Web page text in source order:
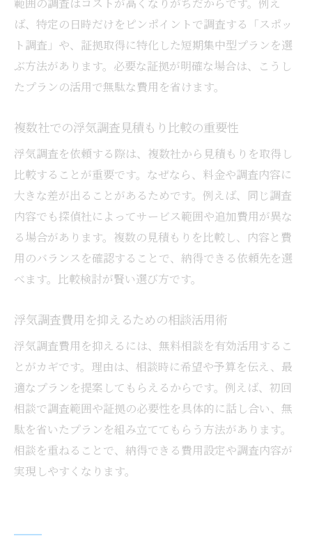
ば、特定の日時だけをピンポイントで調査する「スポッ
ト調査」や、証拠取得に特化した短期集中型プランを選
ぶ方法があります。必要な証拠が明確な場合は、こうし
たプランの活用で無駄な費用を省けます。
複数社での浮気調査見積もり比較の重要性
浮気調査を依頼する際は、複数社から見積もりを取得し
比較することが重要です。なぜなら、料金や調査内容に
大きな差が出ることがあるためです。例えば、同じ調査
内容でも探偵社によってサービス範囲や追加費用が異な
る場合があります。複数の見積もりを比較し、内容と費
用のバランスを確認することで、納得できる依頼先を選
べます。比較検討が賢い選び方です。
浮気調査費用を抑えるための相談活用術
浮気調査費用を抑えるには、無料相談を有効活用するこ
とがカギです。理由は、相談時に希望や予算を伝え、最
適なプランを提案してもらえるからです。例えば、初回
相談で調査範囲や証拠の必要性を具体的に話し合い、無
駄を省いたプランを組み立ててもらう方法があります。
相談を重ねることで、納得できる費用設定や調査内容が
実現しやすくなります。